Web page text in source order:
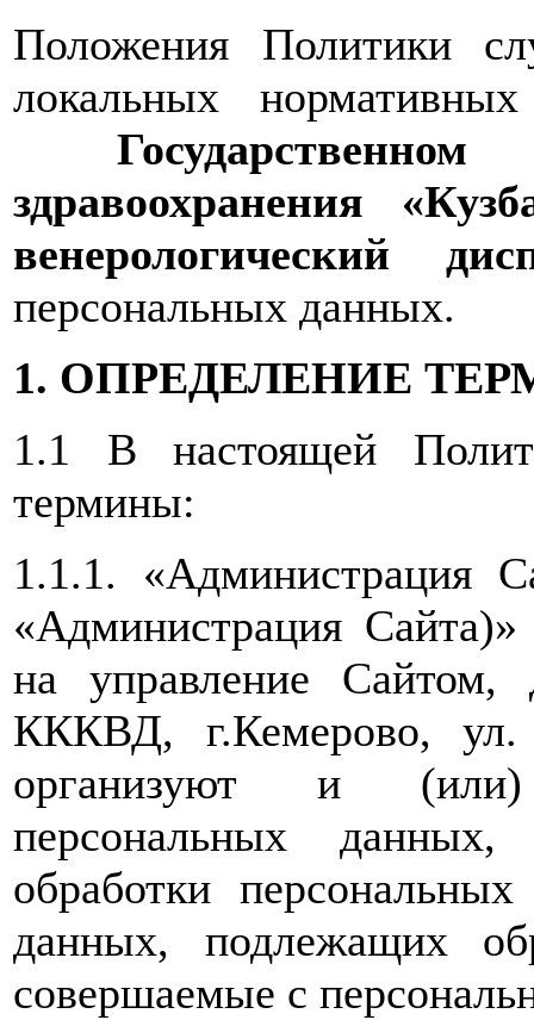
Положения Политики
локальных
здравоохранения
венерологический
персональных данных.
1. ОПРЕДЕЛЕНИЕ
1.1 В настоящей
термины:
1.1.1. «Администрация
«Администрация
на управление
КККВД, г.Кемерово,
организуют и (или)
персональных
обработки
данных, подлежащих
совершаемые с